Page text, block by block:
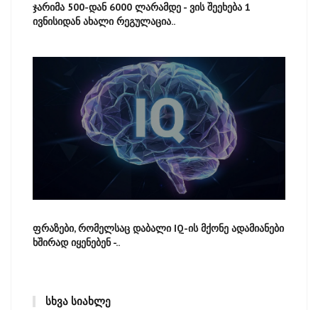
ჯარიმა 500-დან 6000 ლარამდე - ვის შეეხება 1
ივნისიდან ახალი რეგულაცია..
ფრაზები, რომელსაც დაბალი IQ-ის მქონე ადამიანები
ხშირად იყენებენ -..
ᲡᲮᲕᲐ ᲡᲘᲐᲮᲚᲔ